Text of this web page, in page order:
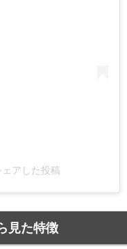
アした投稿
見た特徴